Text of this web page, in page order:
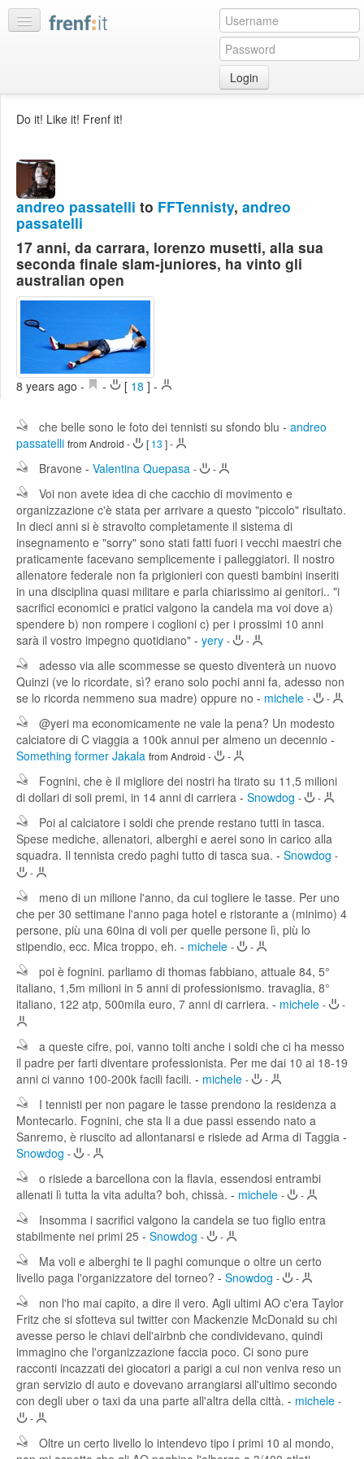
Login
discussions
Bookmarks
Best
of
day
Edit
:ROOMS
Edit
Search
Do it! Like it! Frenf it!
andreo passatelli to FFTennisty, andreo
passatelli
17 anni, da carrara, lorenzo musetti, alla sua
seconda finale slam-juniores, ha vinto gli
australian open
8 years ago - - [ 18 ] -
che belle sono le foto dei tennisti su sfondo blu - andreo
passatelli from Android - [ 13 ]-
Bravone - Valentina Quepasa - -
Voi non avete idea di che cacchio di movimento e
organizzazione c'è stata per arrivare a questo "piccolo" risultato.
In dieci anni si è stravolto completamente il sistema di
insegnamento e "sorry" sono stati fatti fuori i vecchi maestri che
praticamente facevano semplicemente i palleggiatori. Il nostro
allenatore federale non fa prigionieri con questi bambini inseriti
in una disciplina quasi militare e parla chiarissimo ai genitori.. "i
sacrifici economici e pratici valgono la candela ma voi dove a)
spendere b) non rompere i coglioni c) per i prossimi 10 anni
sarà il vostro impegno quotidiano" - yery - -
adesso via alle scommesse se questo diventerà un nuovo
Quinzi (ve lo ricordate, sì? erano solo pochi anni fa, adesso non
se lo ricorda nemmeno sua madre) oppure no - michele - -
@yeri ma economicamente ne vale la pena? Un modesto
calciatore di C viaggia a 100k annui per almeno un decennio -
Something former Jakala from Android - -
Fognini, che è il migliore dei nostri ha tirato su 11,5 milioni
di dollari di soli premi, in 14 anni di carriera - Snowdog - -
Poi al calciatore i soldi che prende restano tutti in tasca.
Spese mediche, allenatori, alberghi e aerei sono in carico alla
squadra. Il tennista credo paghi tutto di tasca sua. - Snowdog -
-
meno di un milione l'anno, da cui togliere le tasse. Per uno
che per 30 settimane l'anno paga hotel e ristorante a (minimo) 4
persone, più una 60ina di voli per quelle persone lì, più lo
stipendio, ecc. Mica troppo, eh. - michele - -
poi è fognini. parliamo di thomas fabbiano, attuale 84, 5°
italiano, 1,5m milioni in 5 anni di professionismo. travaglia, 8°
italiano, 122 atp, 500mila euro, 7 anni di carriera. - michele - -
a queste cifre, poi, vanno tolti anche i soldi che ci ha messo
il padre per farti diventare professionista. Per me dai 10 ai 18-19
anni ci vanno 100-200k facili facili. - michele - -
I tennisti per non pagare le tasse prendono la residenza a
Montecarlo. Fognini, che sta li a due passi essendo nato a
Sanremo, è riuscito ad allontanarsi e risiede ad Arma di Taggia -
Snowdog - -
o risiede a barcellona con la flavia, essendosi entrambi
allenati lì tutta la vita adulta? boh, chissà. - michele - -
Insomma i sacrifici valgono la candela se tuo figlio entra
stabilmente nei primi 25 - Snowdog - -
Ma voli e alberghi te li paghi comunque o oltre un certo
livello paga l'organizzatore del torneo? - Snowdog - -
non l'ho mai capito, a dire il vero. Agli ultimi AO c'era Taylor
Fritz che si sfotteva sul twitter con Mackenzie McDonald su chi
avesse perso le chiavi dell'airbnb che condividevano, quindi
immagino che l'organizzazione faccia poco. Ci sono pure
racconti incazzati dei giocatori a parigi a cui non veniva reso un
gran servizio di auto e dovevano arrangiarsi all'ultimo secondo
con degli uber o taxi da una parte all'altra della città. - michele -
-
Oltre un certo livello lo intendevo tipo i primi 10 al mondo,